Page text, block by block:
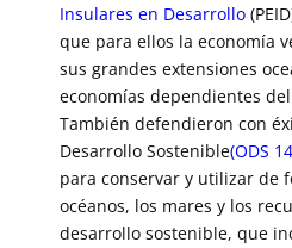
Insulares en Desarrollo
que para ellos la economía
sus grandes extensiones
economías dependientes
También defendieron con
Desarrollo Sostenible(ODS
para conservar y utilizar de
océanos, los mares y los
desarrollo sostenible, que